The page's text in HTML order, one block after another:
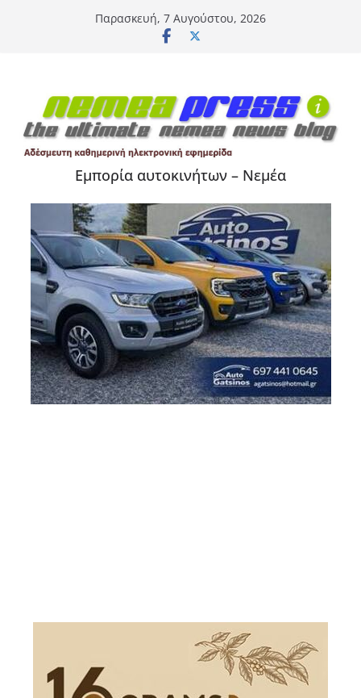
Παρασκευή, 7 Αυγούστου, 2026
Εμπορία αυτοκινήτων – Νεμέα